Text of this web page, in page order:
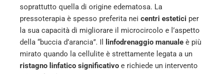
soprattutto quella di origine edematosa. La
pressoterapia è spesso preferita nei centri estetici per
la sua capacità di migliorare il microcircolo e l’aspetto
della “buccia d’arancia”. Il
linfodrenaggio manuale è più
mirato quando la cellulite è strettamente legata a un
ristagno linfatico significativo e richiede un intervento